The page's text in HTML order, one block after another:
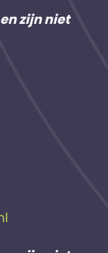
zijn niet